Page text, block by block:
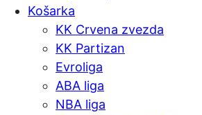
Košarka
KK Crvena zvezda
KK Partizan
Evroliga
ABA liga
NBA liga